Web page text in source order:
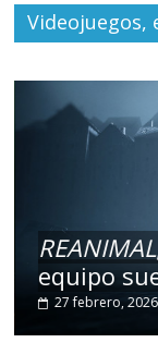
Videojuegos,
REANIMAL
equipo
27 febrero, 2026